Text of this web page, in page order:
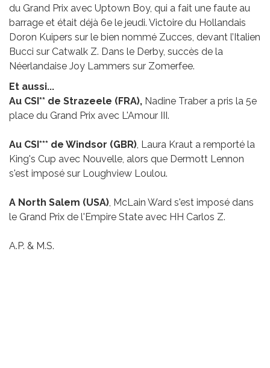
du Grand Prix avec Uptown Boy, qui a fait une faute au
barrage et était déjà 6e le jeudi. Victoire du Hollandais
Doron Kuipers sur le bien nommé Zucces, devant l’Italien
Bucci sur Catwalk Z. Dans le Derby, succès de la
Néerlandaise Joy Lammers sur Zomerfee.
Et aussi...
Au CSI** de Strazeele (FRA), Nadine Traber a pris la 5e
place du Grand Prix avec L'Amour III.
Au CSI*** de Windsor (GBR) , Laura Kraut a remporté la
King's Cup avec Nouvelle, alors que Dermott Lennon
s'est imposé sur Loughview Loulou.
A North Salem (USA) , McLain Ward s'est imposé dans
le Grand Prix de l'Empire State avec HH Carlos Z.
A.P. & M.S.